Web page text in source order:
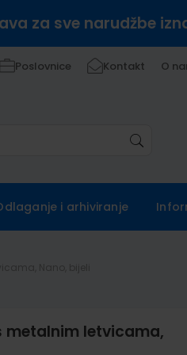
za sve narudžbe
Poslovnice Kontakt O
i arhiviranje
metalnim letvicama,